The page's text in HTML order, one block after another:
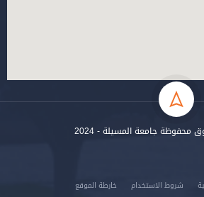
محفوظة جامعة المسيلة - 2024
شروط الاستخدام خارطة الموقع